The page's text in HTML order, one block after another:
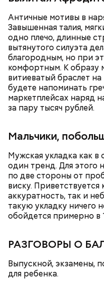
Античные мотивы в
Завышенная талия,
одно плечо, длинные
вытянутого силуэта
благородным, но при
комфортным. К образу
витиеватый браслет
будете напоминать
маркетплейсах наряд
за пару тысяч рублей.
Мальчики,
Мужская укладка как
один тренд. Для этого
по две стороны от
виску. Приветствуется
аккуратность, так и
такую укладку ничего
обойдется примерно в
РАЗГОВОРЫ О
Выпускной, экзамены,
для ребенка.
Противень ставится в
190 градусов. Спагетти
25–30 минут.
о
Также не нужно есть
именно там
тщательно ее мыть,
собеседница «ВМ».
Как выбрать дыню